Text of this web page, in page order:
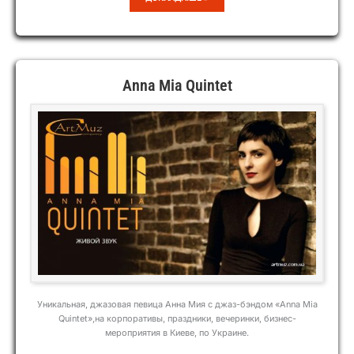
Anna Mia Quintet
Уникальная, джазовая певица Анна Мия с джаз-бэндом «Annа Miа
Quintet»,на корпоративы, праздники, вечеринки, бизнес-
мероприятия в Киеве, по Украине.